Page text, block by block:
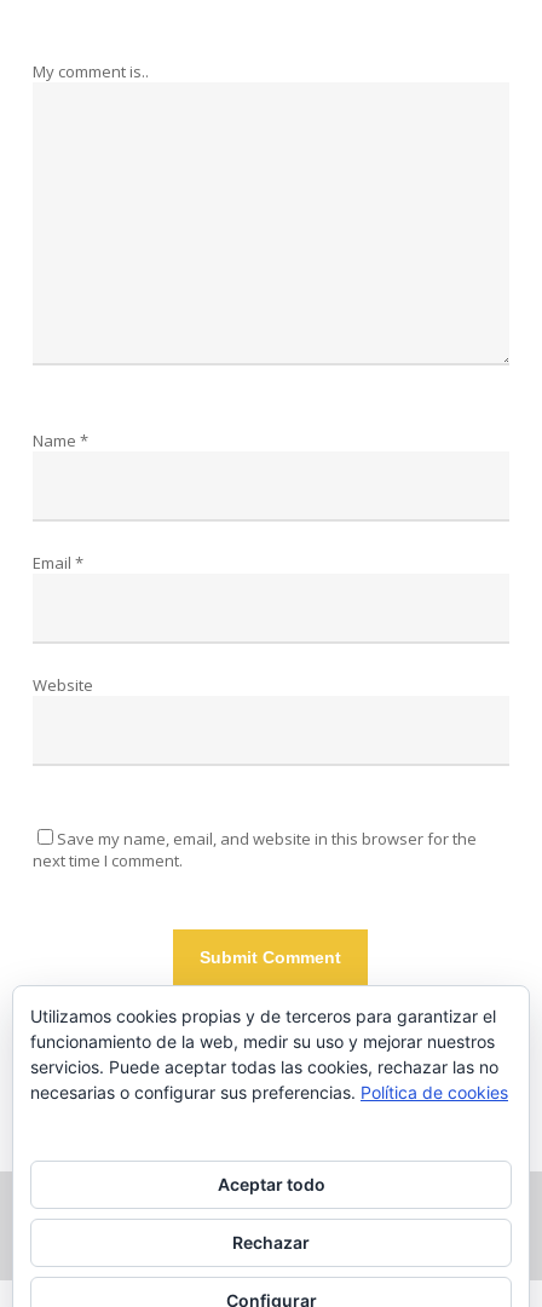
My comment is..
Name *
Email *
Website
Save my name, email, and website in this browser for the
next time I comment.
Este sitio usa Akismet para reducir el spam.Aprende cómo se
procesan los datos de tus comentarios.
© 2026 Pedro Molina Temboury.
Utilizamos cookies propias y de terceros para garantizar el
funcionamiento de la web, medir su uso y mejorar nuestros
servicios. Puede aceptar todas las cookies, rechazar las no
necesarias o configurar sus preferencias. Política de cookies
Aceptar todo
Rechazar
Configurar